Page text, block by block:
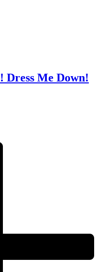
Dress Me Down!